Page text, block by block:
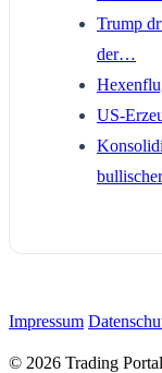
Trump
der…
US-
Impressum
© 2026 Trading